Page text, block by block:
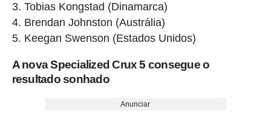
3. Tobias Kongstad (Dinamarca)
4. Brendan Johnston (Austrália)
5. Keegan Swenson (Estados Unidos)
A nova Specialized Crux 5 consegue o
resultado sonhado
Anunciar